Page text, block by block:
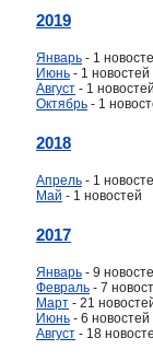
2019
Январь - 1
Июнь - 1 новостей
Август - 1 новостей
Октябрь - 1
2018
Апрель - 1
Май - 1 новостей
2017
Январь - 9
Февраль - 7
Март - 21
Июнь - 6 новостей
Август - 18